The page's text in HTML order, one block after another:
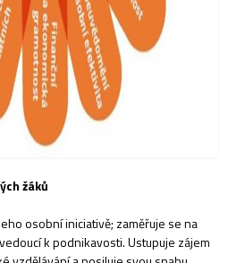
žáků
osobní iniciativě; zaměřuje se na
k podnikavosti. Ustupuje zájem